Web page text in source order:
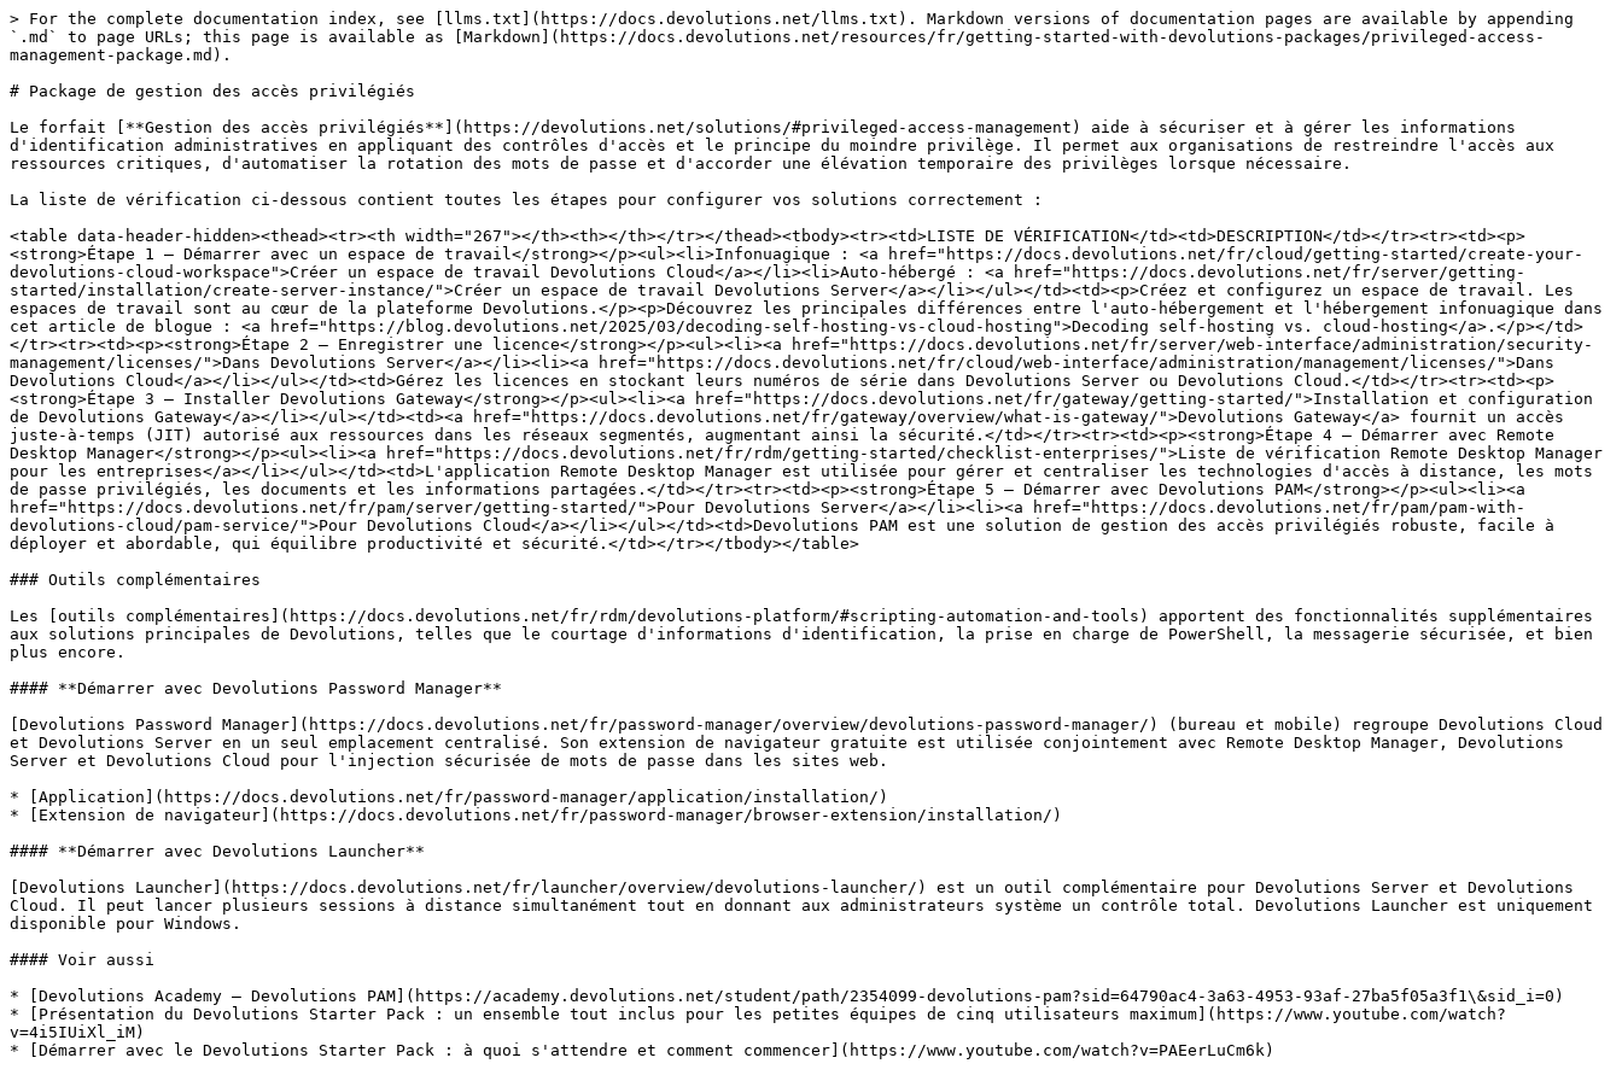
> For the complete documentation index, see [llms.txt](https://docs.devolutions.net/llms.txt). Markdown versions of documentation pages are available by appending
`.md` to page URLs; this page is available as [Markdown](https://docs.devolutions.net/resources/fr/getting-started-with-devolutions-packages/privileged-access-
management-package.md).
# Package de gestion des accès privilégiés
Le forfait [**Gestion des accès privilégiés**](https://devolutions.net/solutions/#privileged-access-management) aide à sécuriser et à gérer les informations
d'identification administratives en appliquant des contrôles d'accès et le principe du moindre privilège. Il permet aux organisations de restreindre l'accès aux
ressources critiques, d'automatiser la rotation des mots de passe et d'accorder une élévation temporaire des privilèges lorsque nécessaire.
La liste de vérification ci-dessous contient toutes les étapes pour configurer vos solutions correctement :
<table data-header-hidden><thead><tr><th width="267"></th><th></th></tr></thead><tbody><tr><td>LISTE DE VÉRIFICATION</td><td>DESCRIPTION</td></tr><tr><td><p>
<strong>Étape 1 – Démarrer avec un espace de travail</strong></p><ul><li>Infonuagique : <a href="https://docs.devolutions.net/fr/cloud/getting-started/create-your-
devolutions-cloud-workspace">Créer un espace de travail Devolutions Cloud</a></li><li>Auto-hébergé : <a href="https://docs.devolutions.net/fr/server/getting-
started/installation/create-server-instance/">Créer un espace de travail Devolutions Server</a></li></ul></td><td><p>Créez et configurez un espace de travail. Les
espaces de travail sont au cœur de la plateforme Devolutions.</p><p>Découvrez les principales différences entre l'auto-hébergement et l'hébergement infonuagique dans
cet article de blogue : <a href="https://blog.devolutions.net/2025/03/decoding-self-hosting-vs-cloud-hosting">Decoding self-hosting vs. cloud-hosting</a>.</p></td>
</tr><tr><td><p><strong>Étape 2 – Enregistrer une licence</strong></p><ul><li><a href="https://docs.devolutions.net/fr/server/web-interface/administration/security-
management/licenses/">Dans Devolutions Server</a></li><li><a href="https://docs.devolutions.net/fr/cloud/web-interface/administration/management/licenses/">Dans
Devolutions Cloud</a></li></ul></td><td>Gérez les licences en stockant leurs numéros de série dans Devolutions Server ou Devolutions Cloud.</td></tr><tr><td><p>
<strong>Étape 3 – Installer Devolutions Gateway</strong></p><ul><li><a href="https://docs.devolutions.net/fr/gateway/getting-started/">Installation et configuration
de Devolutions Gateway</a></li></ul></td><td><a href="https://docs.devolutions.net/fr/gateway/overview/what-is-gateway/">Devolutions Gateway</a> fournit un accès
juste-à-temps (JIT) autorisé aux ressources dans les réseaux segmentés, augmentant ainsi la sécurité.</td></tr><tr><td><p><strong>Étape 4 – Démarrer avec Remote
Desktop Manager</strong></p><ul><li><a href="https://docs.devolutions.net/fr/rdm/getting-started/checklist-enterprises/">Liste de vérification Remote Desktop Manager
pour les entreprises</a></li></ul></td><td>L'application Remote Desktop Manager est utilisée pour gérer et centraliser les technologies d'accès à distance, les mots
de passe privilégiés, les documents et les informations partagées.</td></tr><tr><td><p><strong>Étape 5 – Démarrer avec Devolutions PAM</strong></p><ul><li><a
href="https://docs.devolutions.net/fr/pam/server/getting-started/">Pour Devolutions Server</a></li><li><a href="https://docs.devolutions.net/fr/pam/pam-with-
devolutions-cloud/pam-service/">Pour Devolutions Cloud</a></li></ul></td><td>Devolutions PAM est une solution de gestion des accès privilégiés robuste, facile à
déployer et abordable, qui équilibre productivité et sécurité.</td></tr></tbody></table>
### Outils complémentaires
Les [outils complémentaires](https://docs.devolutions.net/fr/rdm/devolutions-platform/#scripting-automation-and-tools) apportent des fonctionnalités supplémentaires
aux solutions principales de Devolutions, telles que le courtage d'informations d'identification, la prise en charge de PowerShell, la messagerie sécurisée, et bien
plus encore.
#### **Démarrer avec Devolutions Password Manager**
[Devolutions Password Manager](https://docs.devolutions.net/fr/password-manager/overview/devolutions-password-manager/) (bureau et mobile) regroupe Devolutions Cloud
et Devolutions Server en un seul emplacement centralisé. Son extension de navigateur gratuite est utilisée conjointement avec Remote Desktop Manager, Devolutions
Server et Devolutions Cloud pour l'injection sécurisée de mots de passe dans les sites web.
* [Application](https://docs.devolutions.net/fr/password-manager/application/installation/)
* [Extension de navigateur](https://docs.devolutions.net/fr/password-manager/browser-extension/installation/)
#### **Démarrer avec Devolutions Launcher**
[Devolutions Launcher](https://docs.devolutions.net/fr/launcher/overview/devolutions-launcher/) est un outil complémentaire pour Devolutions Server et Devolutions
Cloud. Il peut lancer plusieurs sessions à distance simultanément tout en donnant aux administrateurs système un contrôle total. Devolutions Launcher est uniquement
disponible pour Windows.
#### Voir aussi
* [Devolutions Academy – Devolutions PAM](https://academy.devolutions.net/student/path/2354099-devolutions-pam?sid=64790ac4-3a63-4953-93af-27ba5f05a3f1\&sid_i=0)
* [Présentation du Devolutions Starter Pack : un ensemble tout inclus pour les petites équipes de cinq utilisateurs maximum](https://www.youtube.com/watch?
v=4i5IUiXl_iM)
* [Démarrer avec le Devolutions Starter Pack : à quoi s'attendre et comment commencer](https://www.youtube.com/watch?v=PAEerLuCm6k)